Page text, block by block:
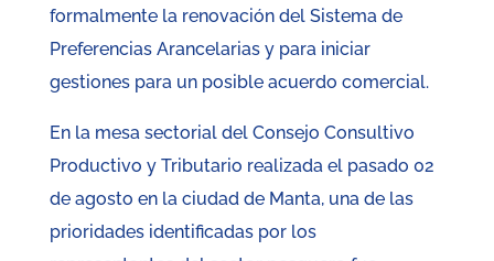
formalmente la renovación del Sistema de
Preferencias Arancelarias y para iniciar
gestiones para un posible acuerdo comercial.
En la mesa sectorial del Consejo Consultivo
Productivo y Tributario realizada el pasado 02
de agosto en la ciudad de Manta, una de las
prioridades identificadas por los